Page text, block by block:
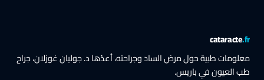
cataracte.fr
معلومات طبية حول مرض الساد وجراحته، أعدّها د. جوليان غوزلان، جراح
طب العيون في باريس.